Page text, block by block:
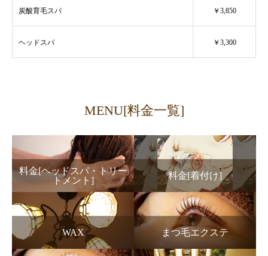
炭酸育毛スパ ￥3,850
ヘッドスパ ￥3,300
MENU[料金一覧]
料金[ヘッドスパ・トリー
トメント]
料金[着付け]
WAX まつ毛エクステ